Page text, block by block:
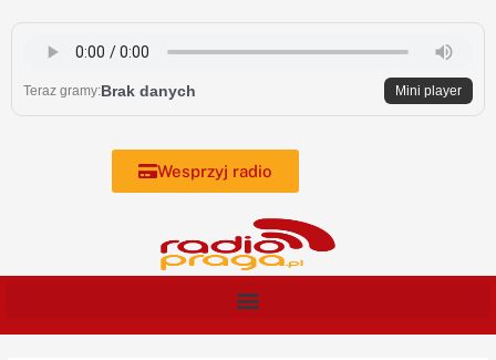
content
Teraz gramy:Brak danych Mini player
Wesprzyj radio